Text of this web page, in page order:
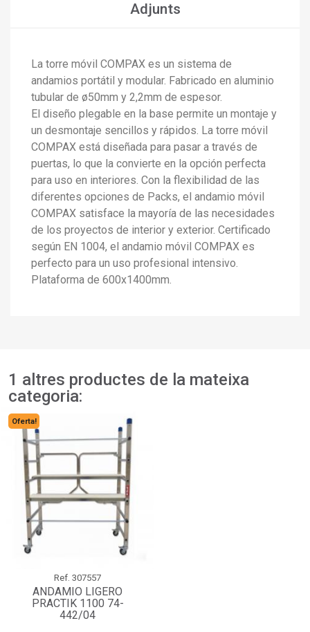
Afegir a la llista de desitjos ×
add_circle_outline
Crear una llista nova
Crear una llista de desitjos ×
Nom de la llista de desitjos
Cancel·lar Crear una llista de desitjos
Connectar-se
Cal que connecteu per a desar els productes a la vostra
llista de desitjos.
Cancel·lar Connectar-se
Adjunts
La torre móvil COMPAX es un sistema de
andamios portátil y modular. Fabricado en aluminio
tubular de ø50mm y 2,2mm de espesor.
El diseño plegable en la base permite un montaje y
un desmontaje sencillos y rápidos. La torre móvil
COMPAX está diseñada para pasar a través de
puertas, lo que la convierte en la opción perfecta
para uso en interiores. Con la flexibilidad de las
diferentes opciones de Packs, el andamio móvil
COMPAX satisface la mayoría de las necesidades
de los proyectos de interior y exterior. Certificado
según EN 1004, el andamio móvil COMPAX es
perfecto para un uso profesional intensivo.
Plataforma de 600x1400mm.
1 altres productes de la mateixa
categoria:
Oferta!
Ref. 307557
ANDAMIO LIGERO
PRACTIK 1100 74-
442/04